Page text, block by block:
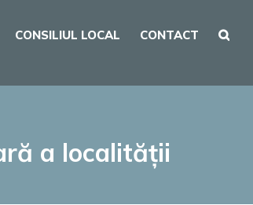
CONSILIUL LOCAL CONTACT
a localității